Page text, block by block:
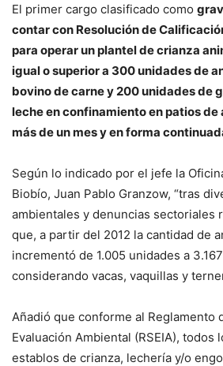
El primer cargo clasificado como
contar con Resolución de
para operar un plantel de crianza
igual o superior a 300 unidades de
bovino de carne y 200 unidades de
leche en confinamiento en patios
más de un mes y en forma
Según lo indicado por el jefe la
Biobío, Juan Pablo Granzow, “tras
ambientales y denuncias sectoriales
que, a partir del 2012 la cantidad de
incrementó de 1.005 unidades a
considerando vacas, vaquillas y
Añadió que conforme al Reglamento
Evaluación Ambiental (RSEIA), todos
establos de crianza, lechería y/o